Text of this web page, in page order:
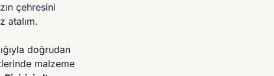
çehresini
atalım.
doğrudan
malzeme